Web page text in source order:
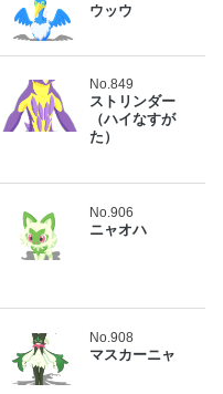
ウッウ
No.849
ストリンダー
（ハイなすが
た）
No.906
ニャオハ
No.908
マスカーニャ